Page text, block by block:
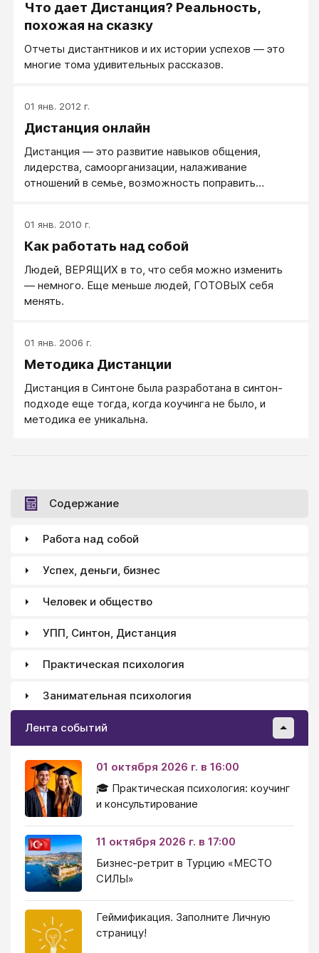
Что дает Дистанция? Реальность,
похожая на сказку
Отчеты дистантников и их истории успехов — это
многие тома удивительных рассказов.
01 янв. 2012 г.
Дистанция онлайн
Дистанция — это развитие навыков общения,
лидерства, самоорганизации, налаживание
отношений в семье, возможность поправить
01 янв. 2010 г.
Как работать над собой
Людей, ВЕРЯЩИХ в то, что себя можно изменить
— немного. Еще меньше людей, ГОТОВЫХ себя
менять.
01 янв. 2006 г.
Методика Дистанции
Дистанция в Синтоне была разработана в синтон-
подходе еще тогда, когда коучинга не было, и
методика ее уникальна.
Содержание
Работа над собой
Успех, деньги, бизнес
Человек и общество
УПП, Синтон, Дистанция
Практическая психология
Занимательная психология
Лента событий
01 октября 2026 г. в 16:00
🎓 Практическая психология: коучинг
и консультирование
11 октября 2026 г. в 17:00
Бизнес-ретрит в Турцию «МЕСТО
СИЛЫ»
Геймификация. Заполните Личную
страницу!